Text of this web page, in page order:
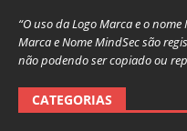
“O uso da Logo Marca e o
Marca e Nome MindSec são
não podendo ser copiado ou
CATEGORIAS